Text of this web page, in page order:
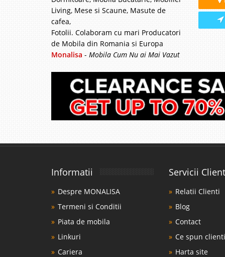
Canapea
lada
Canapele Extensibile
promoveaza o linie
-29%
Canapea
Lavinia pt.
de canapele si fotolii
-35%
Canapea
Avangard
Living, Mese si Scaune, Masute de
cafea,
Fotolii. Colaboram cu mari Producatori
de Mobila din Romania si Europa
Monalisa - Mobila Cum Nu ai Mai Vazut
Informatii
Despre MONALISA
Termeni si Conditii
Piata de mobila
Linkuri
Cariera
Servicii
Relatii Clienti
Blog
Contact
Ce spun
Harta site